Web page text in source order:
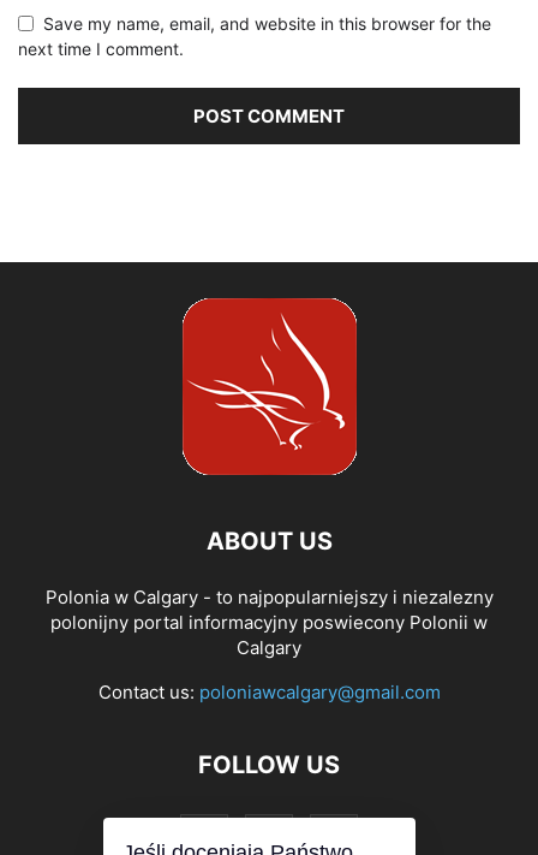
Save my name, email, and website in this browser for the
next time I comment.
ABOUT US
Polonia w Calgary - to najpopularniejszy i niezalezny
polonijny portal informacyjny poswiecony Polonii w
Calgary
Contact us: poloniawcalgary@gmail.com
FOLLOW US